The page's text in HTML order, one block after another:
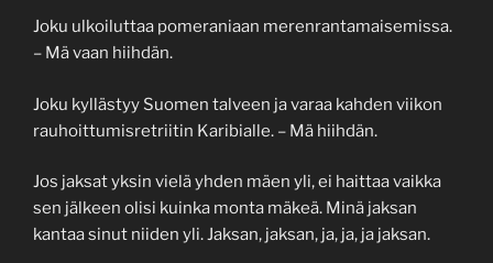
Joku ulkoiluttaa pomeraniaan merenrantamaisemissa.
– Mä vaan hiihdän.
Joku kyllästyy Suomen talveen ja varaa kahden viikon
rauhoittumisretriitin Karibialle. – Mä hiihdän.
Jos jaksat yksin vielä yhden mäen yli, ei haittaa vaikka
sen jälkeen olisi kuinka monta mäkeä. Minä jaksan
kantaa sinut niiden yli. Jaksan, jaksan, ja, ja, ja jaksan.